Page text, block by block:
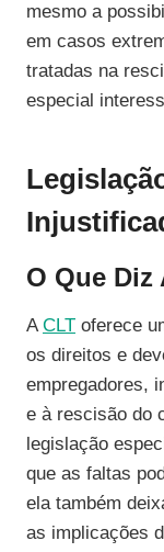
mesmo a
em casos
tratadas na
especial
O Que Diz
ACLT oferece
os direitos e
empregadores,
e à rescisão do
legislação
que as faltas
ela também
as implicações